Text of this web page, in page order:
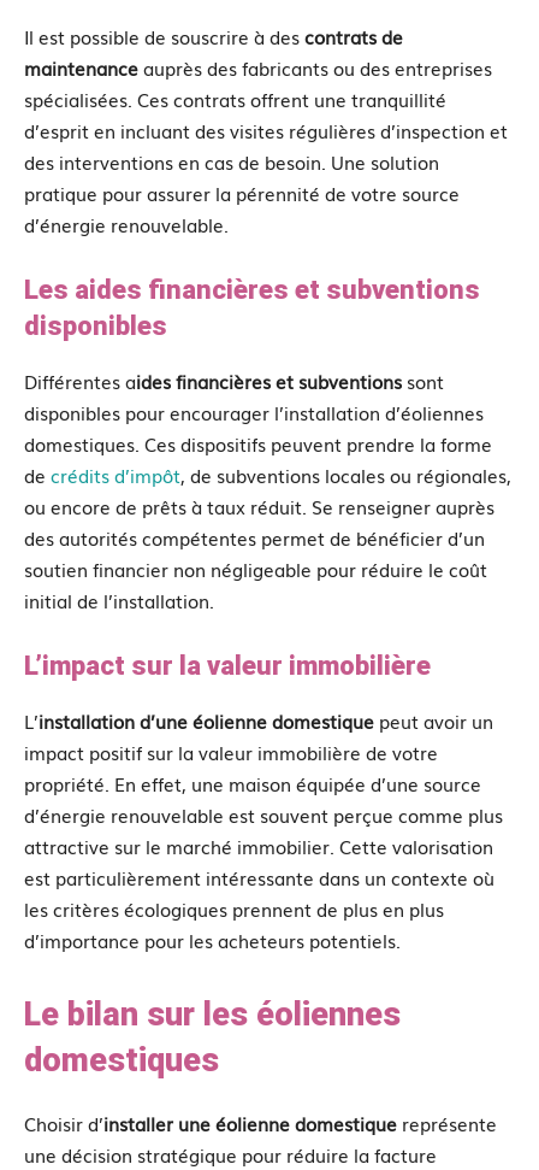
Il est possible de souscrire à descontrats de
maintenanceauprès des fabricants ou des entreprises
spécialisées. Ces contrats offrent une tranquillité
d’esprit en incluant des visites régulières d’inspection et
des interventions en cas de besoin. Une solution
pratique pour assurer la pérennité de votre source
d’énergie renouvelable.
Les aides financières et subventions
disponibles
Différentes aides financières et subventions sont
disponibles pour encourager l’installation d’éoliennes
domestiques. Ces dispositifs peuvent prendre la forme
de crédits d’impôt, de subventions locales ou régionales,
ou encore de prêts à taux réduit. Se renseigner auprès
des autorités compétentes permet de bénéficier d’un
soutien financier non négligeable pour réduire le coût
initial de l’installation.
L’impact sur la valeur immobilière
L’installation d’une éolienne domestique peut avoir un
impact positif sur la valeur immobilière de votre
propriété. En effet, une maison équipée d’une source
d’énergie renouvelable est souvent perçue comme plus
attractive sur le marché immobilier. Cette valorisation
est particulièrement intéressante dans un contexte où
les critères écologiques prennent de plus en plus
d’importance pour les acheteurs potentiels.
Le bilan sur les éoliennes
domestiques
Choisir d’installer une éolienne domestique représente
une décision stratégique pour réduire la facture